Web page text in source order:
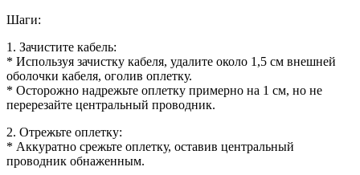
Шаги:
1. Зачистите кабель:
* Используя зачистку кабеля, удалите около 1,5 см внешней
оболочки кабеля, оголив оплетку.
* Осторожно надрежьте оплетку примерно на 1 см, но не
перерезайте центральный проводник.
2. Отрежьте оплетку:
* Аккуратно срежьте оплетку, оставив центральный
проводник обнаженным.